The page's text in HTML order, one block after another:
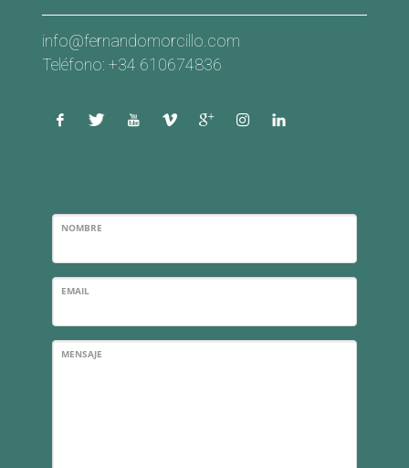
info@fernandomorcillo.com
Teléfono: +34 610674836
NOMBRE
EMAIL
MENSAJE